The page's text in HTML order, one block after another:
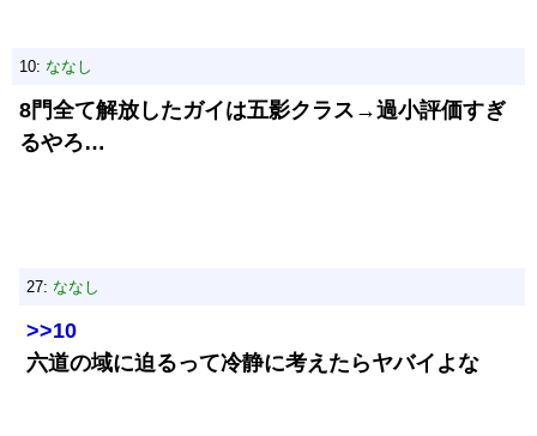
10: ななし
8門全て解放したガイは五影クラス→過小評価すぎ
るやろ…
27: ななし
>>10
六道の域に迫るって冷静に考えたらヤバイよな